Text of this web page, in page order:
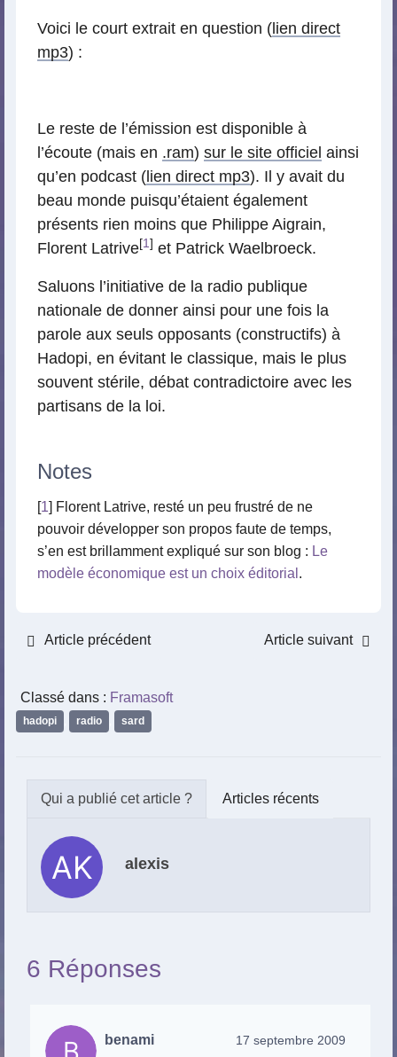
Voici le court extrait en question ( lien direct
mp3) :
Le reste de l’émission est disponible à
l’écoute (mais en .ram) sur le site officiel ainsi
qu’en podcast ( lien direct mp3). Il y avait du
beau monde puisqu’étaient également
présents rien moins que Philippe Aigrain,
Florent Latrive[1] et Patrick Waelbroeck.
Saluons l’initiative de la radio publique
nationale de donner ainsi pour une fois la
parole aux seuls opposants (constructifs) à
Hadopi, en évitant le classique, mais le plus
souvent stérile, débat contradictoire avec les
partisans de la loi.
Notes
[1] Florent Latrive, resté un peu frustré de ne
pouvoir développer son propos faute de temps,
s’en est brillamment expliqué sur son blog : Le
modèle économique est un choix éditorial .
Article précédent Article suivant
Classé dans : Framasoft
hadopi radio sard
Articles récents
alexis
6 Réponses
benami 17 septembre 2009